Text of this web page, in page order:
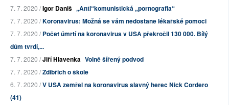
7. 7. 2020 /Igor Daniš „Anti“komunistická „pornografia“
7. 7. 2020 /Koronavirus: Možná se vám nedostane lékařské pomoci
7. 7. 2020 /Počet úmrtí na koronavirus v USA překročil 130 000. Bílý
dům tvrdí,...
7. 7. 2020 /Jiří Hlavenka Volně šířený podvod
7. 7. 2020 /Zdibřich o škole
6. 7. 2020 /V USA zemřel na koronavirus slavný herec Nick Cordero
(41)